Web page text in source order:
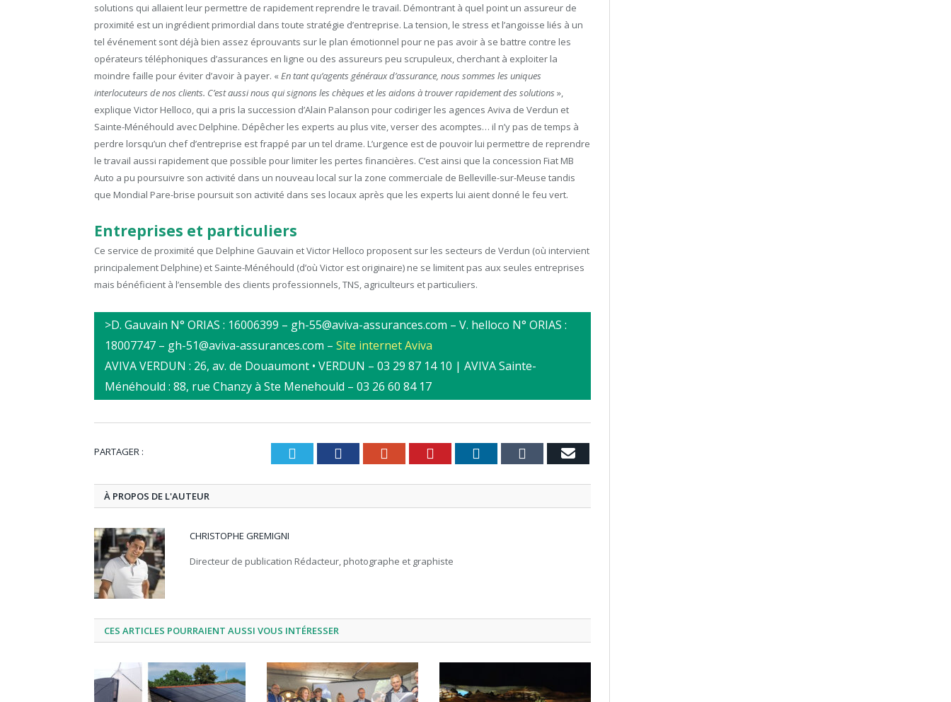
solutions qui allaient leur permettre de rapidement reprendre le travail. Démontrant à quel point un assureur de
proximité est un ingrédient primordial dans toute stratégie d’entreprise. La tension, le stress et l’angoisse liés à un
tel événement sont déjà bien assez éprouvants sur le plan émotionnel pour ne pas avoir à se battre contre les
opérateurs téléphoniques d’assurances en ligne ou des assureurs peu scrupuleux, cherchant à exploiter la
moindre faille pour éviter d’avoir à payer. «En tant qu’agents généraux d’assurance, nous sommes les uniques
interlocuteurs de nos clients. C’est aussi nous qui signons les chèques et les aidons à trouver rapidement des solutions »,
explique Victor Helloco, qui a pris la succession d’Alain Palanson pour codiriger les agences Aviva de Verdun et
Sainte-Ménéhould avec Delphine. Dépêcher les experts au plus vite, verser des acomptes… il n’y pas de temps à
perdre lorsqu’un chef d’entreprise est frappé par un tel drame. L’urgence est de pouvoir lui permettre de reprendre
le travail aussi rapidement que possible pour limiter les pertes financières. C’est ainsi que la concession Fiat MB
Auto a pu poursuivre son activité dans un nouveau local sur la zone commerciale de Belleville-sur-Meuse tandis
que Mondial Pare-brise poursuit son activité dans ses locaux après que les experts lui aient donné le feu vert.
Entreprises et particuliers
Ce service de proximité que Delphine Gauvain et Victor Helloco proposent sur les secteurs de Verdun (où intervient
principalement Delphine) et Sainte-Ménéhould (d’où Victor est originaire) ne se limitent pas aux seules entreprises
mais bénéficient à l’ensemble des clients professionnels, TNS, agriculteurs et particuliers.
>D. Gauvain N° ORIAS : 16006399 – gh-55@aviva-assurances.com – V. helloco N° ORIAS :
18007747 – gh-51@aviva-assurances.com – Site internet Aviva
AVIVA VERDUN : 26, av. de Douaumont • VERDUN – 03 29 87 14 10 | AVIVA Sainte-
Ménéhould : 88, rue Chanzy à Ste Menehould – 03 26 60 84 17
PARTAGER : TwitterFacebookGoogle+Pinterest
LinkedInTumblrEmail
À PROPOS DE L'AUTEUR
CHRISTOPHE GREMIGNI
Directeur de publication Rédacteur, photographe et graphiste
CES ARTICLES POURRAIENT AUSSI VOUS INTÉRESSER